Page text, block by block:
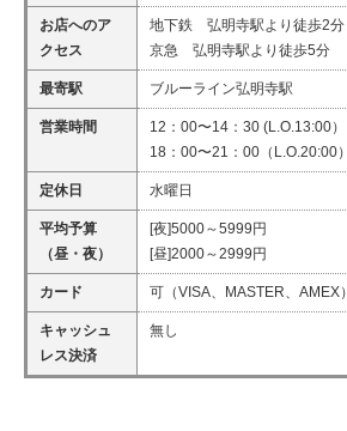
お店へのア
クセス
地下鉄 弘明寺駅より徒歩2分
京急 弘明寺駅より徒歩5分
最寄駅 ブルーライン弘明寺駅
営業時間
12：00〜14：30 (L.O.13:00）
18：00〜21：00（L.O.20:00）
定休日 水曜日
平均予算
（昼・夜）
[夜]5000～5999円
[昼]2000～2999円
カード 可（VISA、MASTER、AMEX）
キャッシュ
レス決済
無し